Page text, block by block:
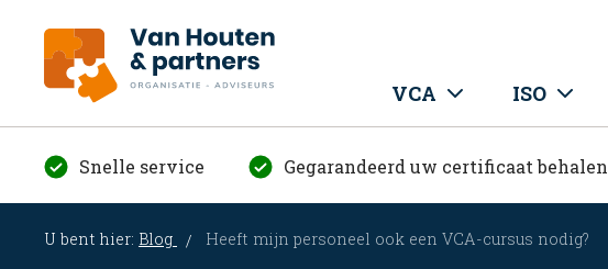
VCA ISO
Snelle service Gegarandeerd uw certificaat behalen
U bent hier: Blog Heeft mijn personeel ook een VCA-cursus nodig?